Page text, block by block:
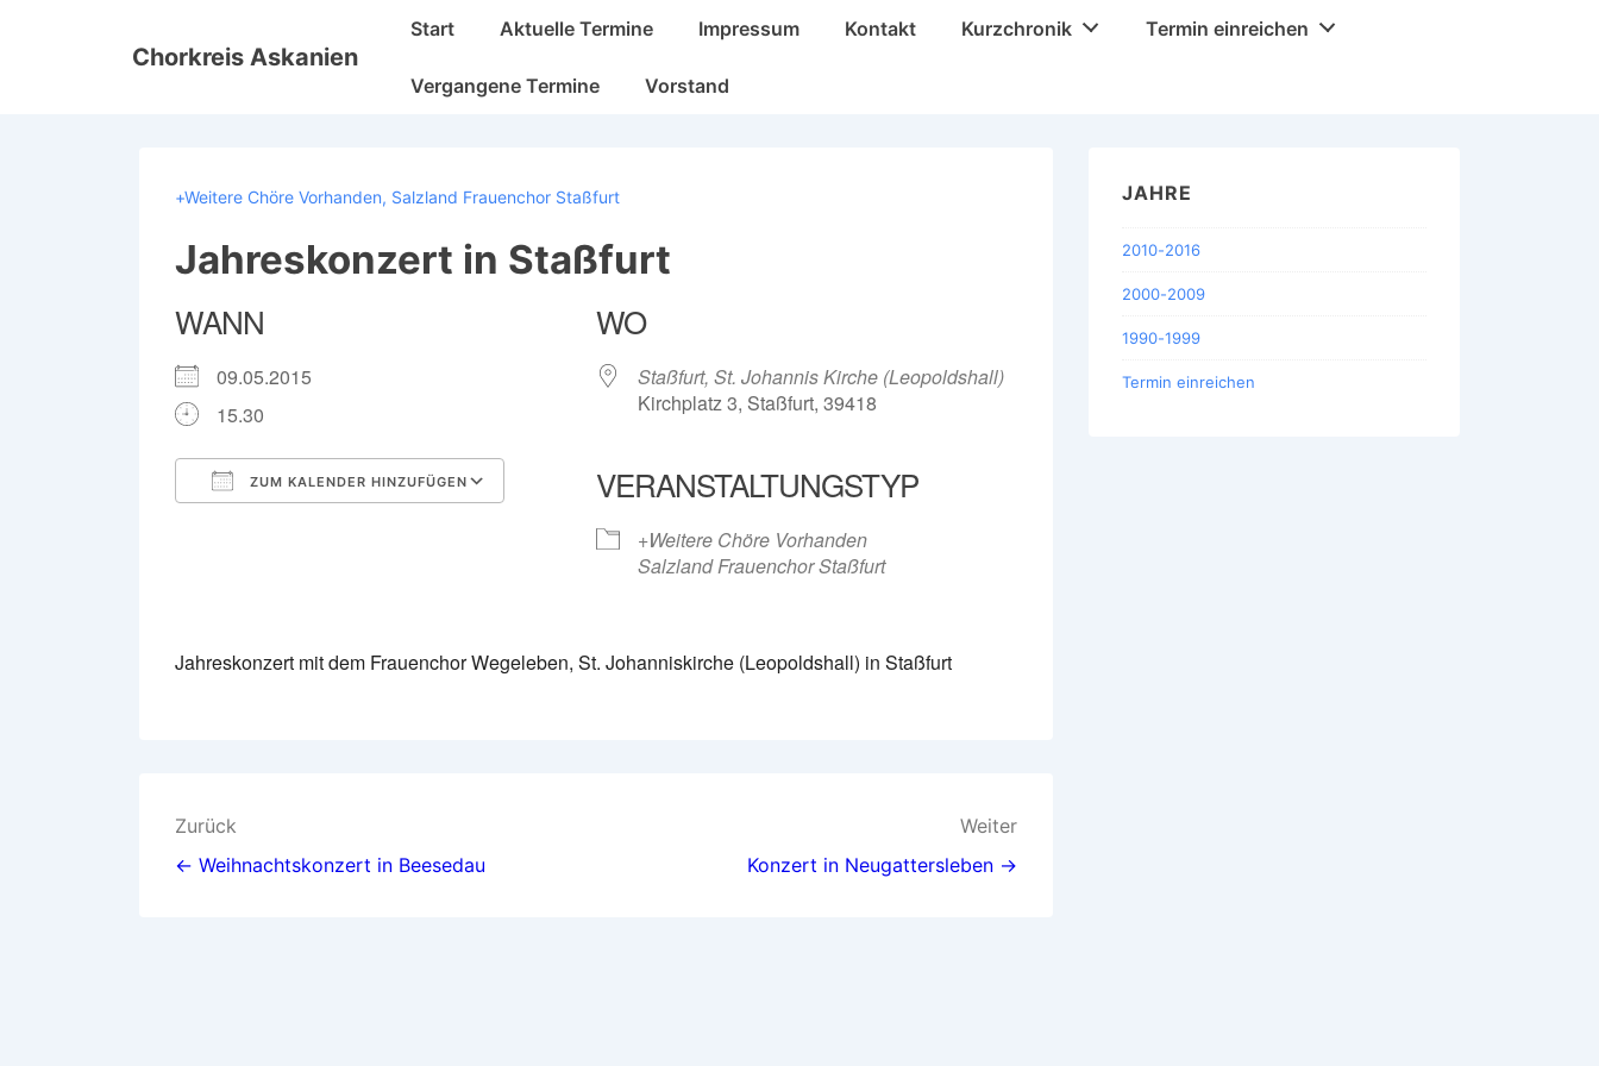
Chorkreis Askanien
Hauptnavigation
Start Aktuelle Termine Impressum Kontakt Kurzchronik Termin einreichen
Vergangene Termine Vorstand
+Weitere Chöre Vorhanden, Salzland Frauenchor Staßfurt
Jahreskonzert in Staßfurt
WANN
09.05.2015
15.30
ZUM KALENDER HINZUFÜGEN
Google Kalender
WO
Staßfurt, St. Johannis Kirche (Leopoldshall)
Kirchplatz 3, Staßfurt, 39418
VERANSTALTUNGSTYP
+Weitere Chöre Vorhanden
Salzland Frauenchor Staßfurt
Jahreskonzert mit dem Frauenchor Wegeleben, St. Johanniskirche (Leopoldshall) in Staßfurt
Beitragsnavigation
Zurück
← Weihnachtskonzert in Beesedau
Weiter
Konzert in Neugattersleben →
JAHRE
2010-2016
2000-2009
1990-1999
Termin einreichen